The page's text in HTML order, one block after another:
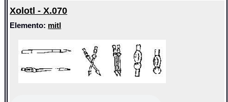
Xolotl - X.070
Elemento: mitl